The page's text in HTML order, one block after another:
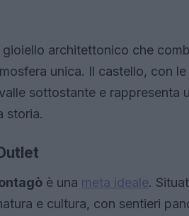
architettonico che
unica. Il castello, con
sottostante e rappresenta
storia.
è una meta ideale.
e cultura, con sentieri